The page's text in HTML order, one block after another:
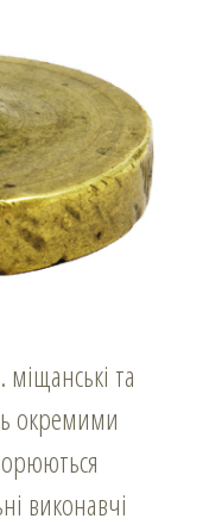
та
окремими
виконавчі